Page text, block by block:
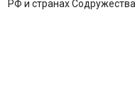
РФ и странах Содружества.